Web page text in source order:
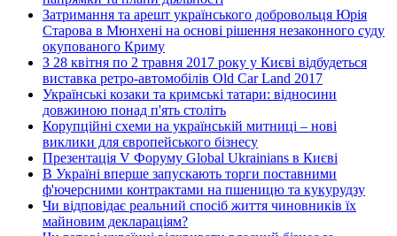
Затримання та арешт українського добровольця Юрія
Старова в Мюнхені на основі рішення незаконного суду
окупованого Криму
З 28 квітня по 2 травня 2017 року у Києві відбудеться
виставка ретро-автомобілів Old Car Land 2017
Українські козаки та кримські татари: відносини
довжиною понад п'ять століть
Корупційні схеми на українській митниці – нові
виклики для європейського бізнесу
Презентація V Форуму Global Ukrainians в Києві
В Україні вперше запускають торги поставними
ф'ючерсними контрактами на пшеницю та кукурудзу
Чи відповідає реальний спосіб життя чиновників їх
майновим деклараціям?